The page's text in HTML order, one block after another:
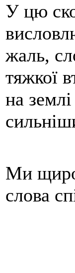
У цю
жаль,
тяжкої
на
Ми щиро
слова